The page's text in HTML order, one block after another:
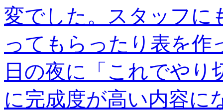
変でした。スタッフに
ってもらったり表を
日の夜に「これでや
に完成度が高い内容に